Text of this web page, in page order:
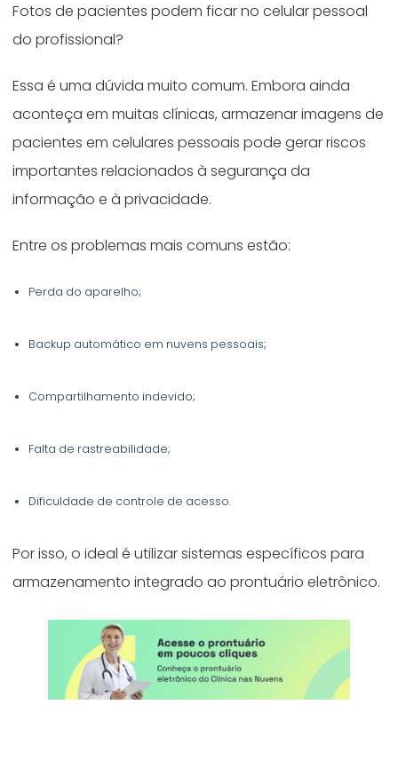
Fotos de pacientes podem ficar no celular pessoal
do profissional?
Essa é uma dúvida muito comum. Embora ainda
aconteça em muitas clínicas, armazenar imagens de
pacientes em celulares pessoais pode gerar riscos
importantes relacionados à segurança da
informação e à privacidade.
Entre os problemas mais comuns estão:
Perda do aparelho;
Backup automático em nuvens pessoais;
Compartilhamento indevido;
Falta de rastreabilidade;
Dificuldade de controle de acesso.
Por isso, o ideal é utilizar sistemas específicos para
armazenamento integrado ao prontuário eletrônico.